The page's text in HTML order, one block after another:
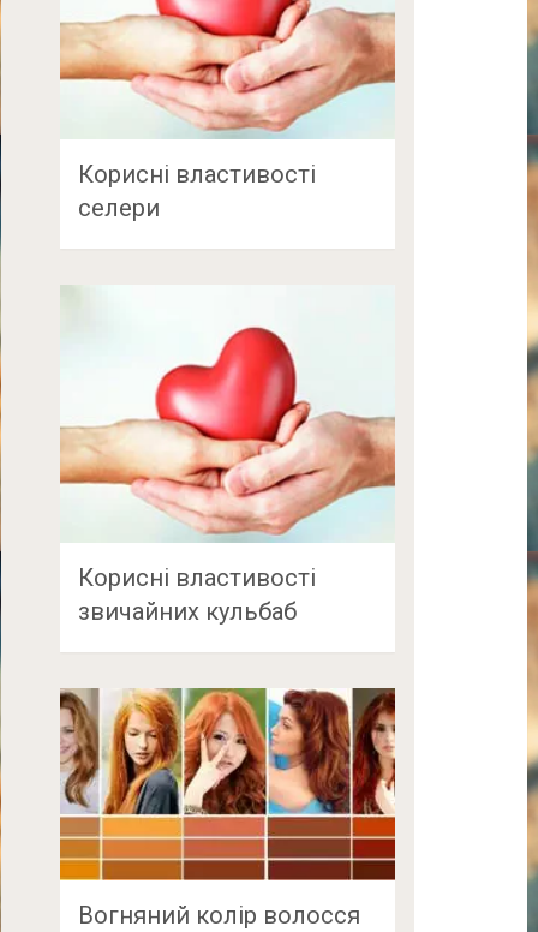
Корисні властивості
селери
Корисні властивості
звичайних кульбаб
Вогняний колір волосся